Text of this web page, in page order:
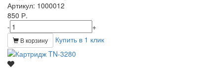
Артикул: 1000012
850 Р.
-
+
В корзину Купить в 1 клик